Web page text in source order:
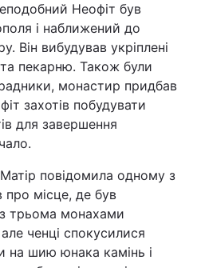
Неофіт був
і наближений до
Він вибудував укріплені
та пекарню. Також були
монастир придбав
захотів побудувати
для завершення
повідомила одному з
місце, де був
трьома монахами
ченці спокусилися
на шию юнака камінь і